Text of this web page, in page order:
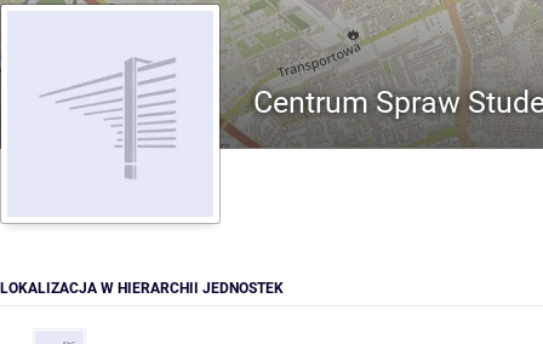
Centrum Spraw
LOKALIZACJA W HIERARCHII JEDNOSTEK